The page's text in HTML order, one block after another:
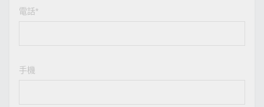
電話*
手機